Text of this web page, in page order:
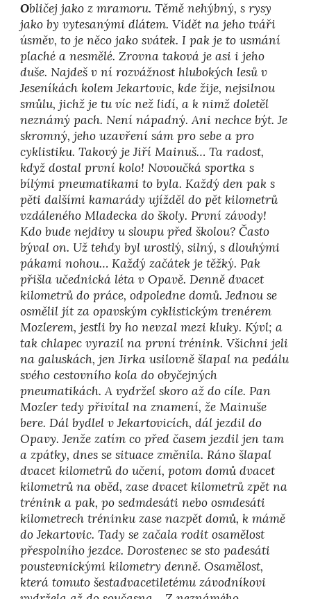
Obličej jako z mramoru. Těmě nehýbný, s rysy
jako by vytesanými dlátem. Vidět na jeho tváři
úsměv, to je něco jako svátek. I pak je to usmání
plaché a nesmělé. Zrovna taková je asi i jeho
duše. Najdeš v ní rozvážnost hlubokých lesů v
Jeseníkách kolem Jekartovic, kde žije, nejsilnou
smůlu, jichž je tu víc než lidí, a k nimž doletěl
neznámý pach. Není nápadný. Ani nechce být. Je
skromný, jeho uzavření sám pro sebe a pro
cyklistiku. Takový je Jiří Mainuš… Ta radost,
když dostal první kolo! Novoučká sportka s
bílými pneumatikami to byla. Každý den pak s
pěti dalšími kamarády ujížděl do pět kilometrů
vzdáleného Mladecka do školy. První závody!
Kdo bude nejdivy u sloupu před školou? Často
býval on. Už tehdy byl urostlý, silný, s dlouhými
pákami nohou… Každý začátek je těžký. Pak
přišla učednická léta v Opavě. Denně dvacet
kilometrů do práce, odpoledne domů. Jednou se
osmělil jít za opavským cyklistickým trenérem
Mozlerem, jestli by ho nevzal mezi kluky. Kývl; a
tak chlapec vyrazil na první trénink. Všichni jeli
na galuskách, jen Jirka usilovně šlapal na pedálu
svého cestovního kola do obyčejných
pneumatikách. A vydržel skoro až do cíle. Pan
Mozler tedy přivítal na znamení, že Mainuše
bere. Dál bydlel v Jekartovicích, dál jezdil do
Opavy. Jenže zatím co před časem jezdil jen tam
a zpátky, dnes se situace změnila. Ráno šlapal
dvacet kilometrů do učení, potom domů dvacet
kilometrů na oběd, zase dvacet kilometrů zpět na
trénink a pak, po sedmdesáti nebo osmdesáti
kilometrech tréninku zase nazpět domů, k mámě
do Jekartovic. Tady se začala rodit osamělost
přespolního jezdce. Dorostenec se sto padesáti
poustevnickými kilometry denně. Osamělost,
která tomuto šestadvacetiletému závodníkovi